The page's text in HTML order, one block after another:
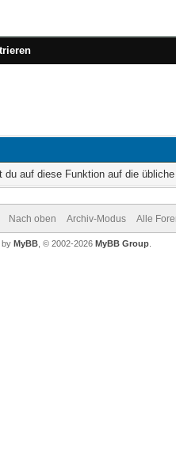
du auf diese Funktion auf die
Nach oben Archiv-Modus Alle
by MyBB , © 2002-2026 MyBB Group